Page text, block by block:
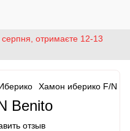
отримаєте 12-13
Хамон иберико F/N
Benito
отзыв